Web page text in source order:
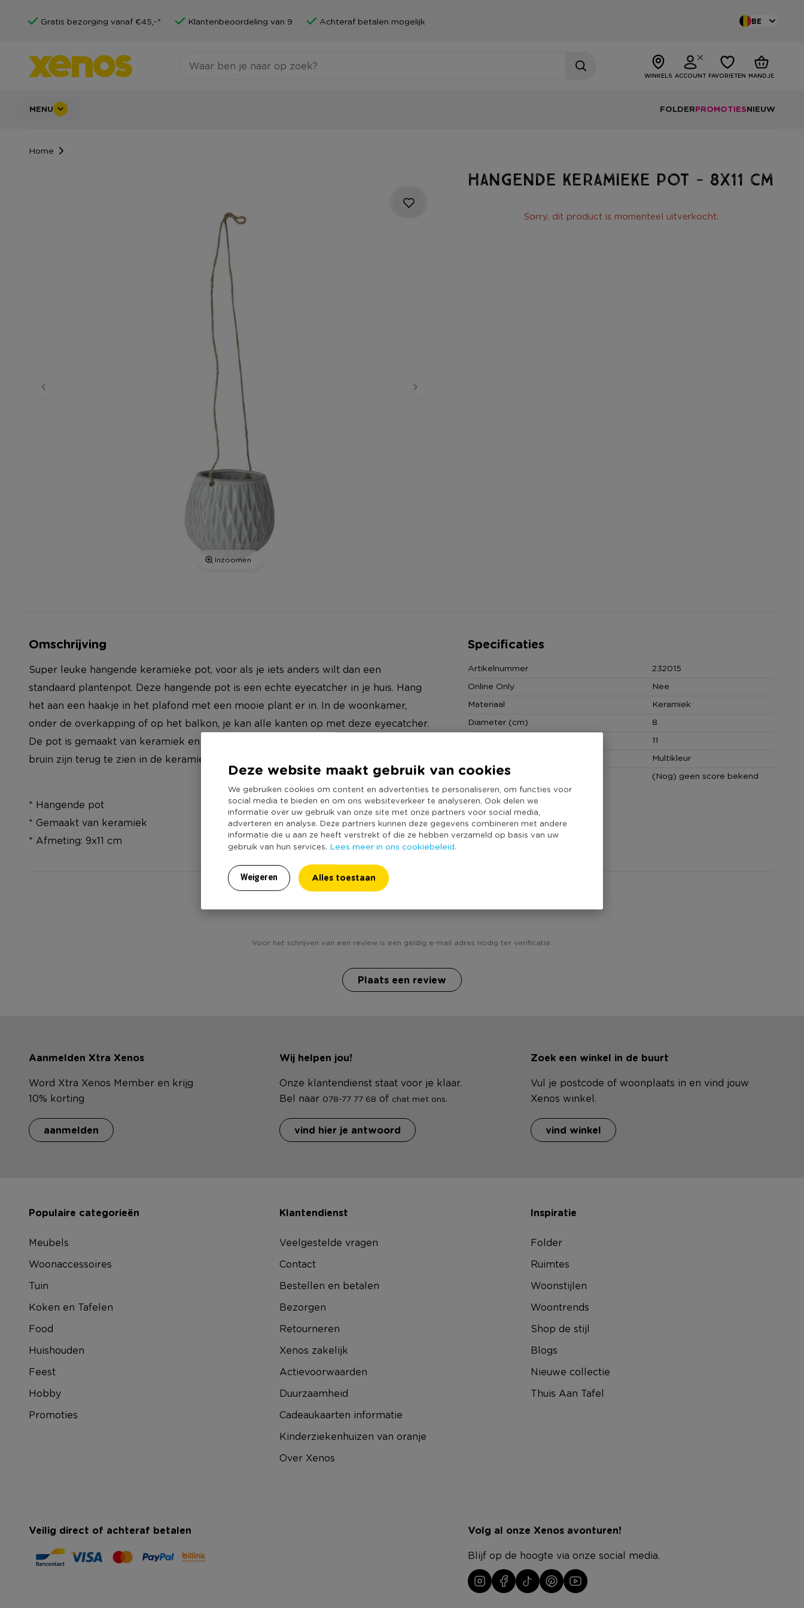
Deze website maakt gebruik van cookies
We gebruiken cookies om content en advertenties te personaliseren, om functies voor
social media te bieden en om ons websiteverkeer te analyseren. Ook delen we
informatie over uw gebruik van onze site met onze partners voor social media,
adverteren en analyse. Deze partners kunnen deze gegevens combineren met andere
informatie die u aan ze heeft verstrekt of die ze hebben verzameld op basis van uw
gebruik van hun services. Lees meer in ons cookiebeleid.
Weigeren Alles toestaan
Gratis bezorging vanaf €45,-* Klantenbeoordeling van 9 Achteraf betalen mogelijk BE
WINKELS ACCOUNT FAVORIETEN MANDJE
MENU FOLDERPROMOTIESNIEUW
Home
Inzoomen
Hangende keramieke pot - 8x11 cm
Sorry, dit product is momenteel uitverkocht.
Omschrijving
Super leuke hangende keramieke pot, voor als je iets anders wilt dan een
standaard plantenpot. Deze hangende pot is een echte eyecatcher in je huis. Hang
het aan een haakje in het plafond met een mooie plant er in. In de woonkamer,
onder de overkapping of op het balkon, je kan alle kanten op met deze eyecatcher.
De pot is gemaakt van keramiek en heeft een strak reliëf. De tinten wit, grijs en
bruin zijn terug te zien in de keramieke pot en hij is 9x11 cm.
* Hangende pot
* Gemaakt van keramiek
* Afmeting: 9x11 cm
Specificaties
Artikelnummer
232015
Online Only
Nee
Materiaal
Keramiek
Diameter (cm)
8
11
Multikleur
Duurzaamheidsscore
(Nog) geen score bekend
Voor het schrijven van een review is een geldig e-mail adres nodig ter verificatie.
Plaats een review
Aanmelden Xtra Xenos
Word Xtra Xenos Member en krijg
10% korting
aanmelden
Wij helpen jou!
Onze klantendienst staat voor je klaar.
Bel naar 078-77 77 68 of chat met ons.
vind hier je antwoord
Zoek een winkel in de buurt
Vul je postcode of woonplaats in en vind jouw
Xenos winkel.
vind winkel
Populaire categorieën
Meubels
Woonaccessoires
Tuin
Koken en Tafelen
Food
Huishouden
Feest
Hobby
Promoties
Klantendienst
Veelgestelde vragen
Contact
Bestellen en betalen
Bezorgen
Retourneren
Xenos zakelijk
Actievoorwaarden
Duurzaamheid
Cadeaukaarten informatie
Kinderziekenhuizen van oranje
Over Xenos
Inspiratie
Folder
Ruimtes
Woonstijlen
Woontrends
Shop de stijl
Blogs
Nieuwe collectie
Thuis Aan Tafel
Veilig direct of achteraf betalen Volg al onze Xenos avonturen!
Blijf op de hoogte via onze social media.